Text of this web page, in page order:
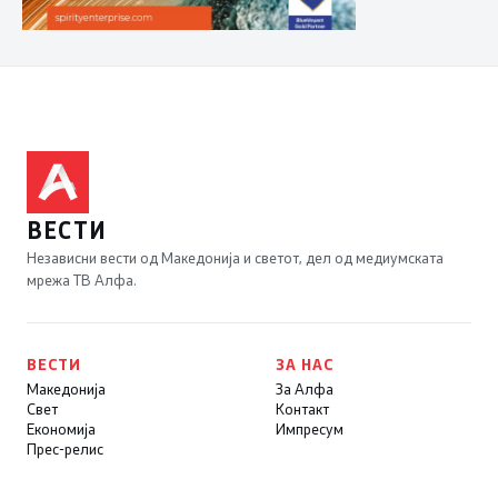
ВЕСТИ
Независни вести од Македонија и светот, дел од медиумската
мрежа ТВ Алфа.
ВЕСТИ
Македонија
Свет
Економија
Прес-релис
ЗА НАС
За Алфа
Контакт
Импресум